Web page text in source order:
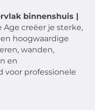
binnenshuis |
creëer je sterke,
hoogwaardige
wanden,
en
voor professionele